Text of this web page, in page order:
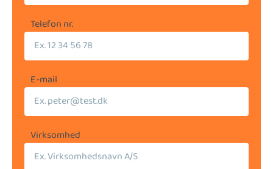
Telefon nr.
E-mail
Virksomhed